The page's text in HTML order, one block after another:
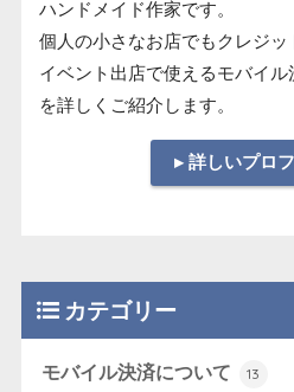
ハンドメイド作家です。
個人の小さなお店でもクレジッ
イベント出店で使えるモバイ
を詳しくご紹介します。
▸ 詳しいプロ
カテゴリー
モバイル決済について 13